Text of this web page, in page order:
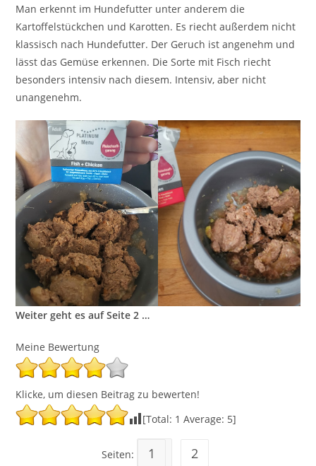
Man erkennt im Hundefutter unter anderem die
Kartoffelstückchen und Karotten. Es riecht außerdem nicht
klassisch nach Hundefutter. Der Geruch ist angenehm und
lässt das Gemüse erkennen. Die Sorte mit Fisch riecht
besonders intensiv nach diesem. Intensiv, aber nicht
unangenehm.
Weiter geht es auf Seite 2 …
Meine Bewertung
Klicke, um diesen Beitrag zu bewerten!
[Total: 1 Average: 5]
Seiten: 1 2